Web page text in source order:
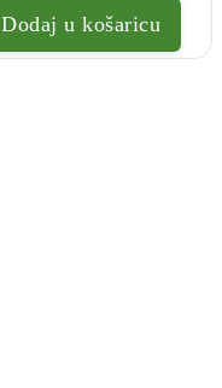
Dodaj u košaricu